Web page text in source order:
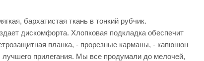
бархатистая ткань в тонкий рубчик.
дискомфорта. Хлопковая подкладка обеспечит
планка, - прорезные карманы, - капюшон
лучшего прилегания. Мы все продумали до мелочей,